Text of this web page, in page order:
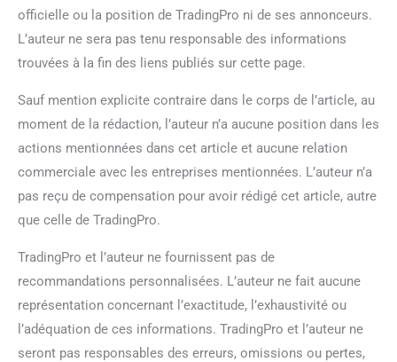
officielle ou la position de TradingPro ni de ses annonceurs.
L’auteur ne sera pas tenu responsable des informations
trouvées à la fin des liens publiés sur cette page.
Sauf mention explicite contraire dans le corps de l’article, au
moment de la rédaction, l’auteur n’a aucune position dans les
actions mentionnées dans cet article et aucune relation
commerciale avec les entreprises mentionnées. L’auteur n’a
pas reçu de compensation pour avoir rédigé cet article, autre
que celle de TradingPro.
TradingPro et l’auteur ne fournissent pas de
recommandations personnalisées. L’auteur ne fait aucune
représentation concernant l’exactitude, l’exhaustivité ou
l’adéquation de ces informations. TradingPro et l’auteur ne
seront pas responsables des erreurs, omissions ou pertes,